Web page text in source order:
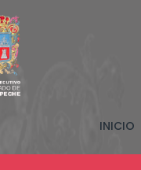
INICIO